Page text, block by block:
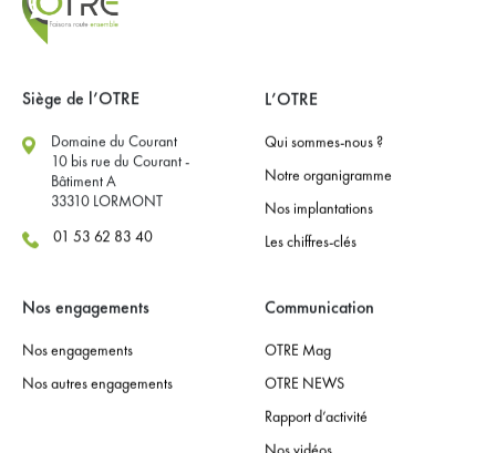
Siège de l’OTRE
Domaine du Courant
10 bis rue du Courant -
Bâtiment A
33310 LORMONT
01 53 62 83 40
L’OTRE
Qui sommes-nous ?
Notre organigramme
Nos implantations
Les chiffres-clés
Nos engagements
Nos engagements
Nos autres engagements
Communication
OTRE Mag
OTRE NEWS
Rapport d’activité
Nos vidéos